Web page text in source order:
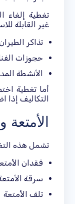
تغطية إلغاء
غير القابلة
تذاكر
حجوزات
الأنشطة
أما تغطية
التكاليف إذا
تشمل هذه
فقدان
سرقة
تلف الأمتعة